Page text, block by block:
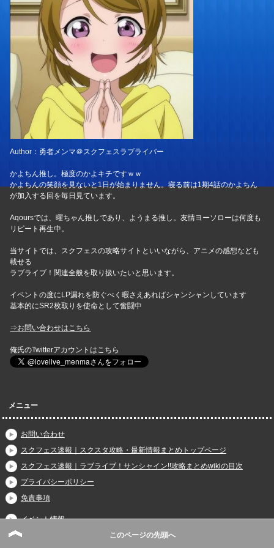
Author：勇者メンマ＠スクフェスラブライバー
かよちん推し。極度のかよキチですｗｗ
かよちんの笑顔を見ないと1日が始まりません。寝る前は1期4話のかよちん
が加入する回を毎日見ています。
Aqoursでは、曜ちゃん推しであり、ようまる推し。友情ヨーソローは何度も
リピート再生中。
当サイトでは、スクフェスの攻略サイトといいながら、アニメの感想なども
載せる
ラブライブ！関連全般を取り扱いたいと思います。
イベントの度にLP漏れを防ぐべく暇さえあればシャンシャンしています
基本的にSR2枚取りを使命として奮闘中
⇒お問い合わせはこちら
俺氏のTwitterアカウントはこちら
メニュー
お問い合わせ
スクフェス速報｜スクスタ攻略・最新情報まとめトップページ
スクフェス速報｜ラブライブ！サンシャイン!!攻略まとめwikiの目次
プライバシーポリシー
免責事項
イベント情報
ガチャ・勧誘関連
このページの先頭へ